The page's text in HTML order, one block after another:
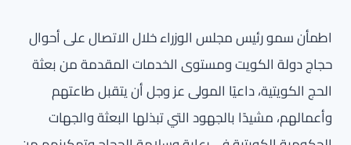
اطمأن سمو رئيس مجلس الوزراء خلال الاتصال على أحوال
حجاج دولة الكويت ومستوى الخدمات المقدمة من بعثة
الحج الكويتية، داعيًا المولى عز وجل أن يتقبل طاعتهم
وأعمالهم، مشيدًا بالجهود التي تبذلها البعثة والجهات